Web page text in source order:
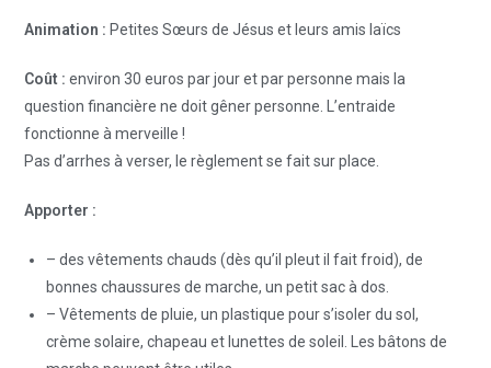
Animation : Petites Sœurs de Jésus et leurs amis laïcs
Coût : environ 30 euros par jour et par personne mais la
question financière ne doit gêner personne. L’entraide
fonctionne à merveille !
Pas d’arrhes à verser, le règlement se fait sur place.
Apporter :
– des vêtements chauds (dès qu’il pleut il fait froid), de
bonnes chaussures de marche, un petit sac à dos.
– Vêtements de pluie, un plastique pour s’isoler du sol,
crème solaire, chapeau et lunettes de soleil. Les bâtons de